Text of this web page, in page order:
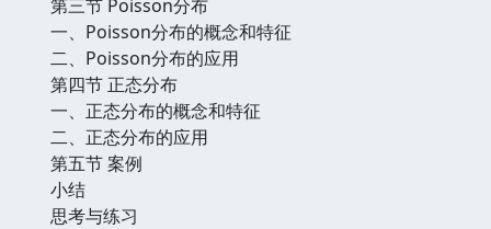
第三节 Poisson分布
一、Poisson分布的概念和特征
二、Poisson分布的应用
第四节 正态分布
一、正态分布的概念和特征
二、正态分布的应用
第五节 案例
小结
思考与练习